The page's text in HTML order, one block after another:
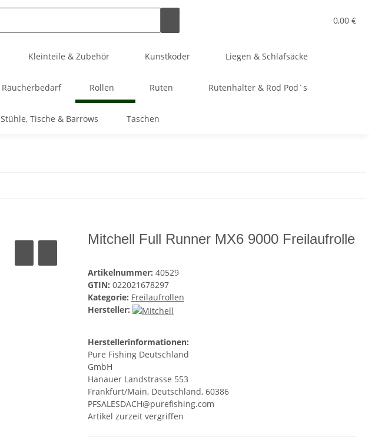
0,00 €
Kleinteile & Zubehör Kunstköder Liegen & Schlafsäcke
Räucherbedarf Rollen Ruten Rutenhalter & Rod Pod´s
Stühle, Tische & Barrows Taschen
Mitchell Full Runner MX6 9000 Freilaufrolle
Artikelnummer: 40529
GTIN: 022021678297
Kategorie: Freilaufrollen
Hersteller:
Herstellerinformationen:
Pure Fishing Deutschland
GmbH
Hanauer Landstrasse 553
Frankfurt/Main, Deutschland, 60386
PFSALESDACH@purefishing.com
Artikel zurzeit vergriffen